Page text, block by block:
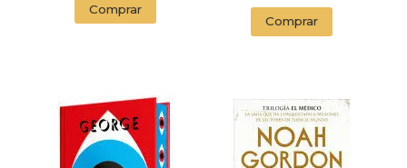
Comprar
Comprar